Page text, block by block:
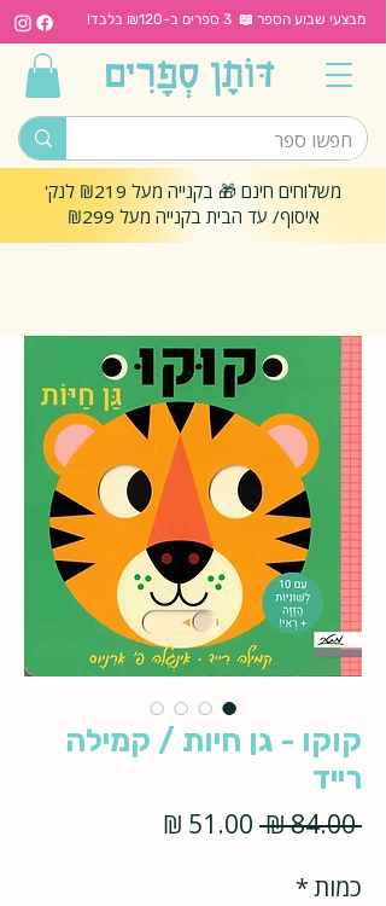
מבצעי שבוע הספר 📖 3 ספרים ב-₪120 בלבד!
משלוחים חינם 🎁 בקנייה מעל ₪219 לנק'
איסוף/ עד הבית בקנייה מעל ₪299
קוקו - גן חיות / קמילה
רייד
‏84.00 ‏₪
מחיר
כמות*